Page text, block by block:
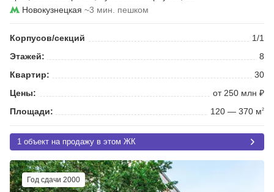
Новокузнецкая ~3 мин. пешком
Корпусов/секций
1/1
Этажей:
8
Квартир:
30
Цены:
от 250 млн ₽
Площади:
120 — 370 м2
1 объект на продажу в этом ЖК
Год сдачи 2000